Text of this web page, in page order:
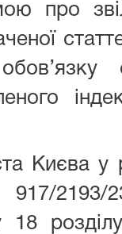
про
Києва у
2193/
18